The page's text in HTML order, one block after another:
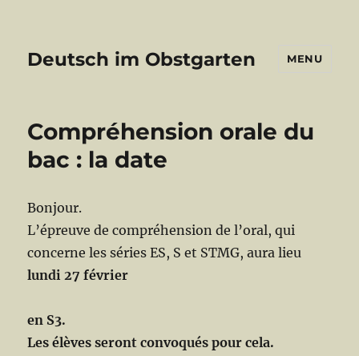
Deutsch im Obstgarten MENU
Compréhension orale du
bac : la date
Bonjour.
L’épreuve de compréhension de l’oral, qui
concerne les séries ES, S et STMG, aura lieu
lundi 27 février
en S3.
Les élèves seront convoqués pour cela.